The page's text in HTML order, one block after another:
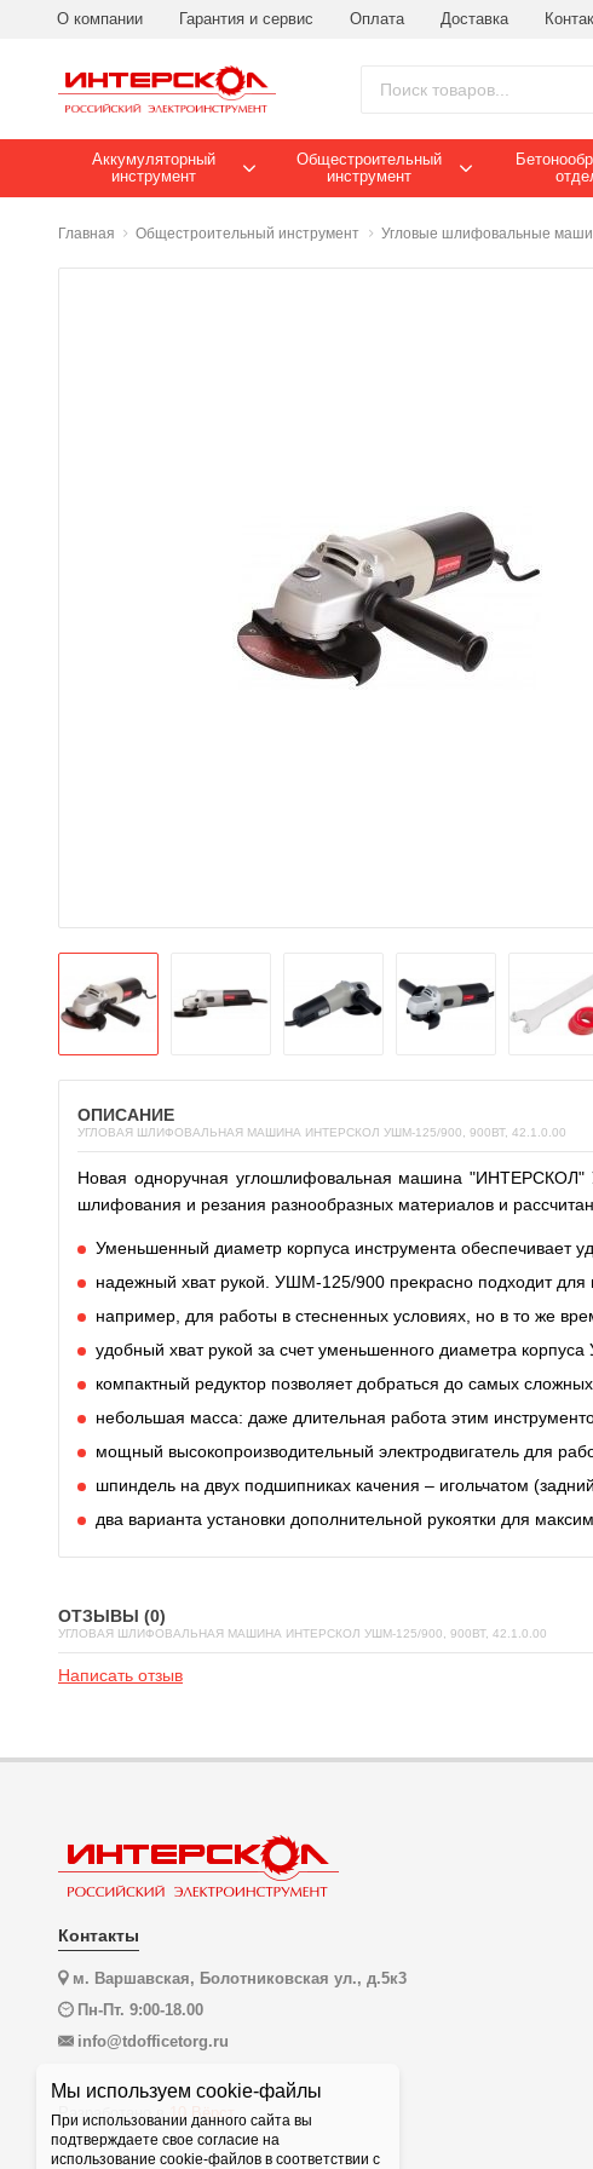
Мы используем cookie-файлы
При использовании данного сайта вы
подтверждаете свое согласие на
использование cookie-файлов в соответствии с
О компании Гарантия и сервис Оплата Доставка
Аккумуляторный
инструмент
Общестроительный
инструмент
Главная Общестроительный инструмент Угловые шлифовальные
ОПИСАНИЕ
УГЛОВАЯ ШЛИФОВАЛЬНАЯ МАШИНА ИНТЕРСКОЛ УШМ-125/900, 900ВТ, 42.1.0.00
Новая одноручная углошлифовальная машина
шлифования и резания разнообразных материалов и
Уменьшенный диаметр корпуса инструмента обеспечивает
надежный хват рукой. УШМ-125/900 прекрасно подходит
например, для работы в стесненных условиях, но в то же
удобный хват рукой за счет уменьшенного диаметра
компактный редуктор позволяет добраться до самых
небольшая масса: даже длительная работа этим
мощный высокопроизводительный электродвигатель для
шпиндель на двух подшипниках качения – игольчатом
два варианта установки дополнительной рукоятки для
ОТЗЫВЫ (0)
УГЛОВАЯ ШЛИФОВАЛЬНАЯ МАШИНА ИНТЕРСКОЛ УШМ-125/900, 900ВТ, 42.1.0.00
Написать отзыв
Контакты
м. Варшавская, Болотниковская ул., д.5к3
Пн-Пт. 9:00-18.00
info@tdofficetorg.ru
Разработано в10 Вёрст